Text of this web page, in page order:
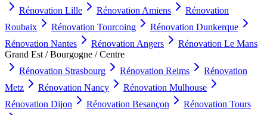
Rénovation Lille Rénovation Amiens
Rénovation
Roubaix
Rénovation Tourcoing Rénovation Dunkerque
Rénovation Nantes Rénovation Angers Rénovation Le Mans
Grand Est / Bourgogne / Centre
Rénovation Strasbourg Rénovation Reims
Rénovation
Metz
Rénovation Nancy Rénovation Mulhouse
Rénovation Dijon Rénovation Besançon Rénovation Tours